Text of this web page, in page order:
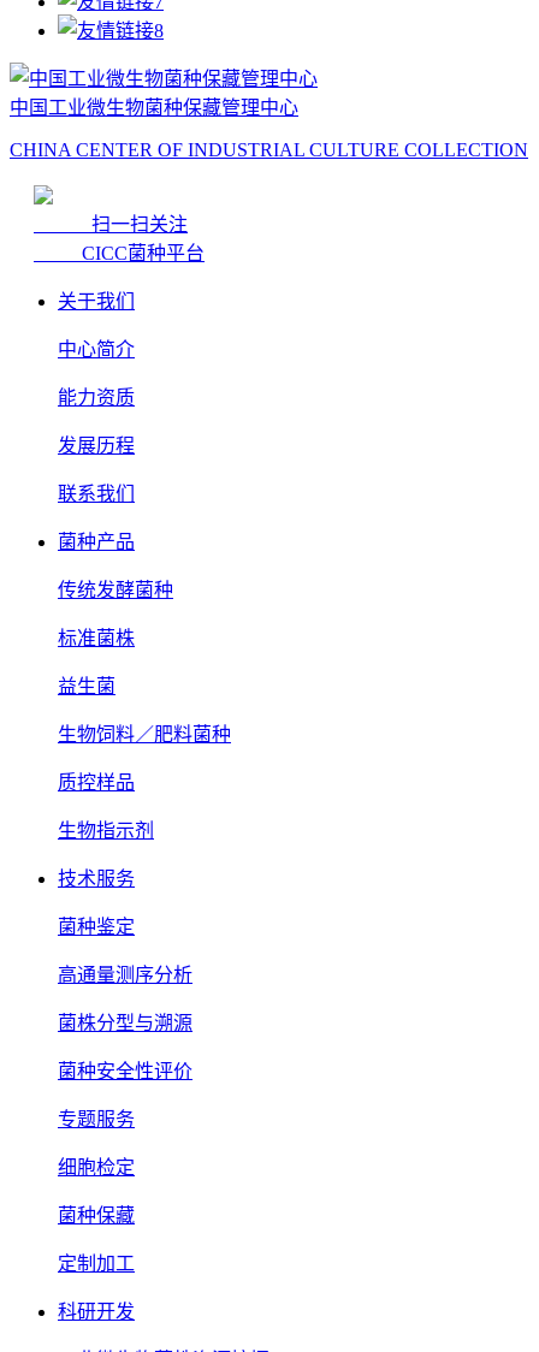
中国工业微生物菌种保藏管理中心
CHINA CENTER OF INDUSTRIAL CULTURE COLLECTION
扫一扫关注
CICC菌种平台
关于我们
中心简介
能力资质
发展历程
联系我们
菌种产品
传统发酵菌种
标准菌株
益生菌
生物饲料／肥料菌种
质控样品
生物指示剂
技术服务
菌种鉴定
高通量测序分析
菌株分型与溯源
菌种安全性评价
专题服务
细胞检定
菌种保藏
定制加工
科研开发